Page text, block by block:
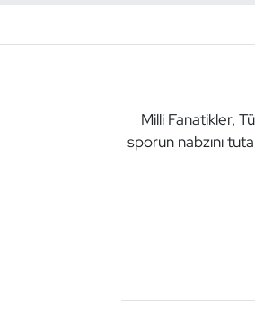
Milli Fanatikler,
sporun nabzını